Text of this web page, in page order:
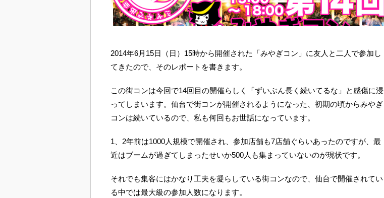
2014年6月15日（日）15時から開催された「みやぎコン」に友人と二人で参加し
てきたので、そのレポートを書きます。
この街コンは今回で14回目の開催らしく「ずいぶん長く続いてるな」と感傷に浸
ってしまいます。仙台で街コンが開催されるようになった、初期の頃からみやぎ
コンは続いているので、私も何回もお世話になっています。
1、2年前は1000人規模で開催され、参加店舗も7店舗ぐらいあったのですが、最
近はブームが過ぎてしまったせいか500人も集まっていないのが現状です。
それでも集客にはかなり工夫を凝らしている街コンなので、仙台で開催されてい
る中では最大級の参加人数になります。